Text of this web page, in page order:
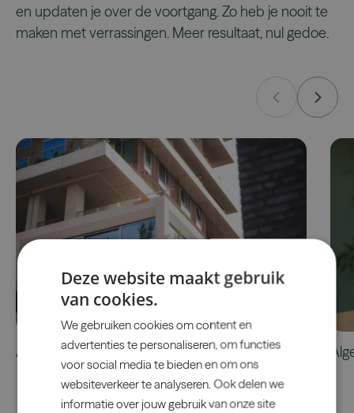
en updaten je over de voortgang. Zo heb je nooit te
maken met verrassingen. Meer resultaat, nul gedoe.
Appartementencomplex Vertical Amsterdam
Deze website maakt gebruik
van cookies.
We gebruiken cookies om content en
advertenties te personaliseren, om functies
voor social media te bieden en om ons
websiteverkeer te analyseren. Ook delen we
informatie over jouw gebruik van onze site